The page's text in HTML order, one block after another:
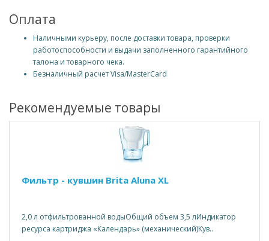
Оплата
Наличными курьеру, после доставки товара, проверки
работоспособности и выдачи заполненного гарантийного
талона и товарного чека.
Безналичный расчет Visa/MasterCard
Рекомендуемые товары
Фильтр - кувшин Brita Aluna XL
2,0 л отфильтрованной водыОбщий объем 3,5 лИндикатор
ресурса картриджа «Календарь» (механический)Кув..